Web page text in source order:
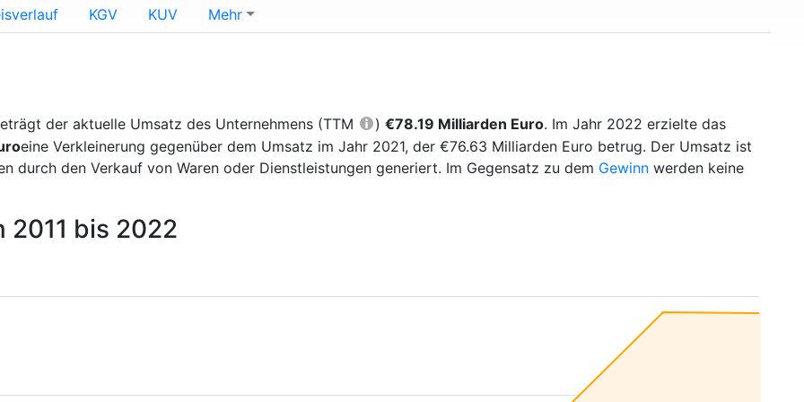
KGV KUV Mehr
der aktuelle Umsatz des Unternehmens (TTM ) €78.19 Milliarden Euro. Im Jahr 2022 erzielte das
eine Verkleinerung gegenüber dem Umsatz im Jahr 2021, der €76.63 Milliarden Euro betrug. Der Umsatz ist
durch den Verkauf von Waren oder Dienstleistungen generiert. Im Gegensatz zu dem Gewinn werden keine
bis 2022